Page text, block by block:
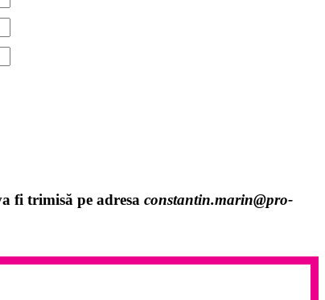
fi trimisă pe adresa constantin.marin@pro-